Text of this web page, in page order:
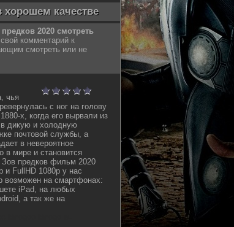
хорошем качестве
2020 смотреть
комментарий к
смотреть или не
чья
с ног на голову
х, когда его вырвали из
дикую и холодную
почтовой службы, а
в невероятное
в мире и становится
Зов предков фильм 2020
и FullHD 1080p у нас
возможен на смартфонах:
iPad, на любых
а так же на